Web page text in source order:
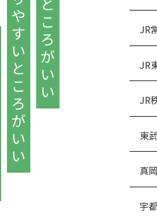
JR
JR
JR
東
真
宇